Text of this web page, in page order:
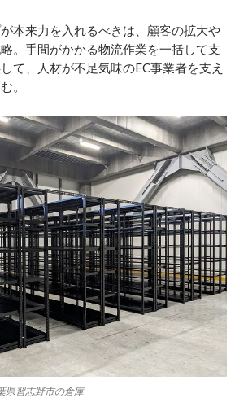
本来力を入れるべきは、顧客の拡大や
。手間がかかる物流作業を一括して支
て、人材が不足気味のEC事業者を支え
。
県習志野市の倉庫